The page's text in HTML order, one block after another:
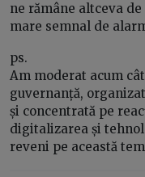
ne rămâne altceva
mare semnal de
ps.
Am moderat acum
guvernanță,
și concentrată pe
digitalizarea și
reveni pe această